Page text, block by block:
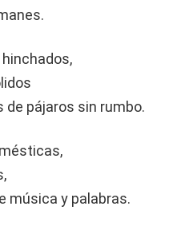
de pájaros sin rumbo.
música y palabras.